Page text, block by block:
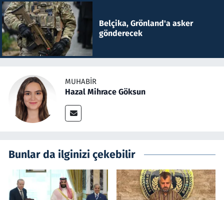
Belçika, Grönland'a asker
gönderecek
MUHABIR
Hazal Mihrace Göksun
Bunlar da ilginizi çekebilir